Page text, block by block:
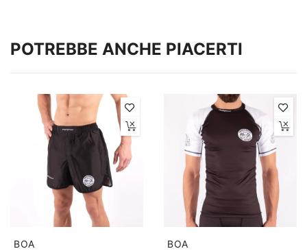
POTREBBE ANCHE PIACERTI
BOA
BOA